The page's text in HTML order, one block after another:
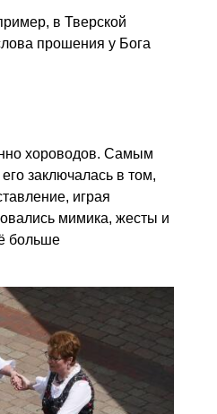
в Тверской
прошения у Бога
хороводов. Самым
заключалась в том,
играя
мимика, жесты и
больше